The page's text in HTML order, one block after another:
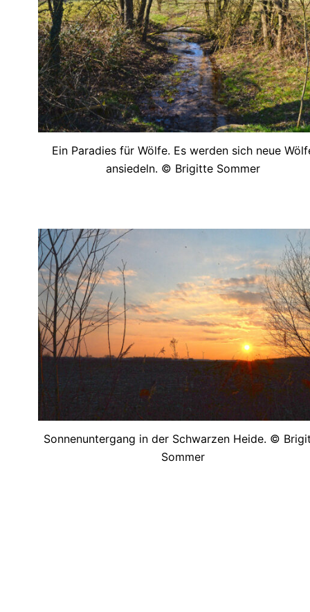
Ein Paradies für Wölfe. Es werden sich neue
ansiedeln. © Brigitte Sommer
Sonnenuntergang in der Schwarzen Heide. ©
Sommer